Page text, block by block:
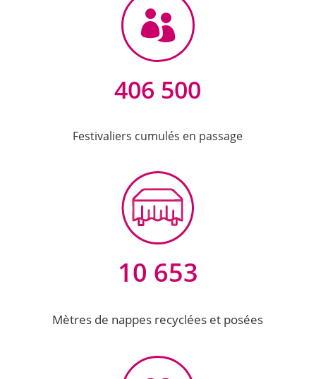

406 500
Festivaliers cumulés en passage
10 653
Mètres de nappes recyclées et posées